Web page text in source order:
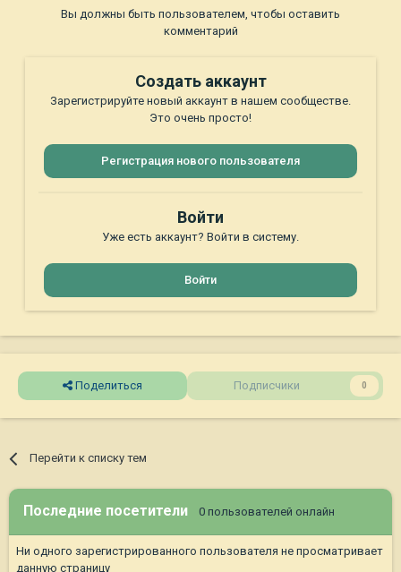
Вы должны быть пользователем, чтобы оставить
комментарий
Создать аккаунт
Зарегистрируйте новый аккаунт в нашем сообществе.
Это очень просто!
Регистрация нового пользователя
Войти
Уже есть аккаунт? Войти в систему.
Войти
Поделиться Подписчики 0
Перейти к списку тем
Последние посетители 0 пользователей онлайн
Ни одного зарегистрированного пользователя не просматривает
данную страницу